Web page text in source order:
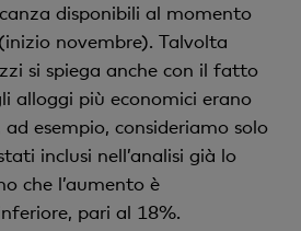
disponibili al momento
novembre). Talvolta
si spiega anche con il fatto
alloggi più economici erano
esempio, consideriamo solo
inclusi nell’analisi già lo
che l’aumento è
pari al 18%.